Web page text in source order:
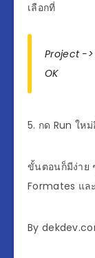
เลือกที่
Project -
OK
5. กด Run ให
ขั้นตอนก็มีง่าย
Formates แล
By